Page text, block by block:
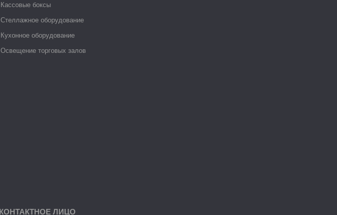
Кассовые боксы
Стеллажное оборудование
Кухонное оборудование
Освещение торговых залов